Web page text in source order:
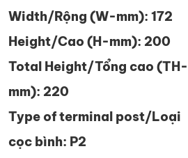
Width/Rộng (W-mm): 172
Height/Cao (H-mm): 200
Total Height/Tổng cao (TH-
mm): 220
Type of terminal post/Loại
cọc bình: P2